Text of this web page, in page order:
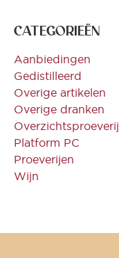
CATEGORIEËN
Aanbiedingen
Gedistilleerd
Overige artikelen
Overige dranken
Overzichtsproeverij
Platform PC
Proeverijen
Wijn